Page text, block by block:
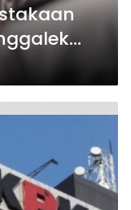
KUHP &